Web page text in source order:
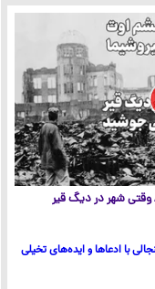
/ وقتی شهر در دیگ قیر
با ادعاها و ایده‌های تخیلی